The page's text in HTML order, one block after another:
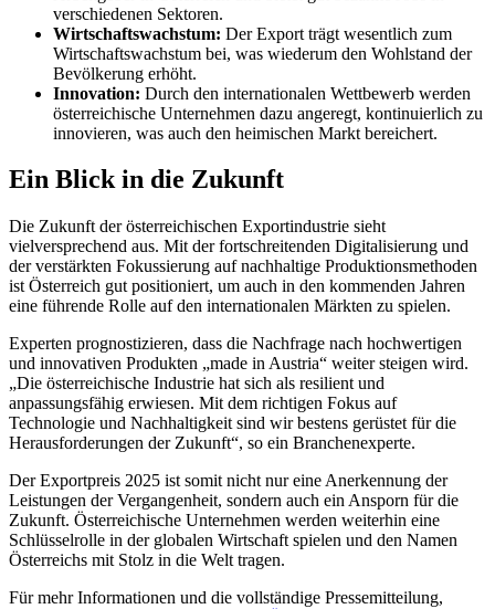
verschiedenen Sektoren.
Wirtschaftswachstum: Der Export trägt wesentlich zum
Wirtschaftswachstum bei, was wiederum den Wohlstand der
Bevölkerung erhöht.
Innovation: Durch den internationalen Wettbewerb werden
österreichische Unternehmen dazu angeregt, kontinuierlich zu
innovieren, was auch den heimischen Markt bereichert.
Ein Blick in die Zukunft
Die Zukunft der österreichischen Exportindustrie sieht
vielversprechend aus. Mit der fortschreitenden Digitalisierung und
der verstärkten Fokussierung auf nachhaltige Produktionsmethoden
ist Österreich gut positioniert, um auch in den kommenden Jahren
eine führende Rolle auf den internationalen Märkten zu spielen.
Experten prognostizieren, dass die Nachfrage nach hochwertigen
und innovativen Produkten „made in Austria“ weiter steigen wird.
„Die österreichische Industrie hat sich als resilient und
anpassungsfähig erwiesen. Mit dem richtigen Fokus auf
Technologie und Nachhaltigkeit sind wir bestens gerüstet für die
Herausforderungen der Zukunft“, so ein Branchenexperte.
Der Exportpreis 2025 ist somit nicht nur eine Anerkennung der
Leistungen der Vergangenheit, sondern auch ein Ansporn für die
Zukunft. Österreichische Unternehmen werden weiterhin eine
Schlüsselrolle in der globalen Wirtschaft spielen und den Namen
Österreichs mit Stolz in die Welt tragen.
Für mehr Informationen und die vollständige Pressemitteilung,